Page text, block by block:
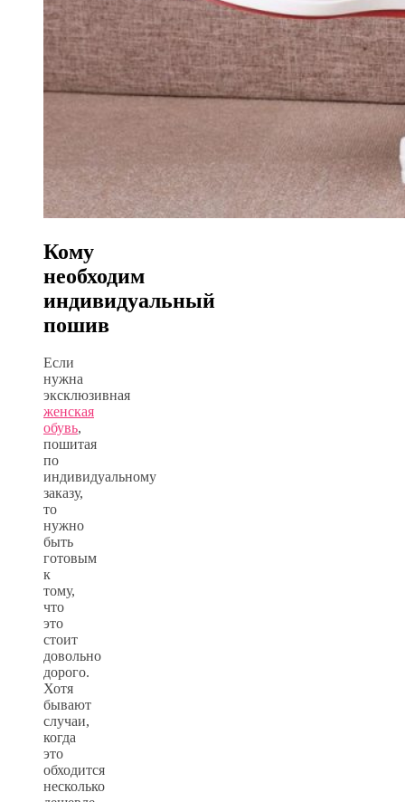
Кому
необходим
индивидуальный
пошив
Если
нужна
эксклюзивная
женская
обувь,
пошитая
по
индивидуальному
заказу,
то
нужно
быть
готовым
к
тому,
что
это
стоит
довольно
дорого.
Хотя
бывают
случаи,
когда
это
обходится
несколько